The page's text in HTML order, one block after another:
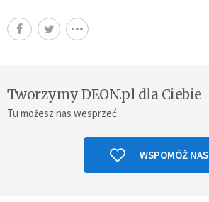
Tworzymy DEON.pl dla Ciebie
Tu możesz nas wesprzeć.
WSPOMÓŻ NAS